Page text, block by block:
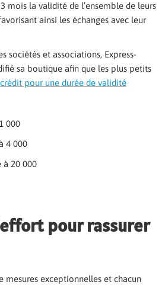
mois la validité de l’ensemble de leurs
ainsi les échanges avec leur
sociétés et associations, Express-
sa boutique afin que les plus petits
pour une durée de validité
000
4 000
à 20 000
pour rassurer
mesures exceptionnelles et chacun